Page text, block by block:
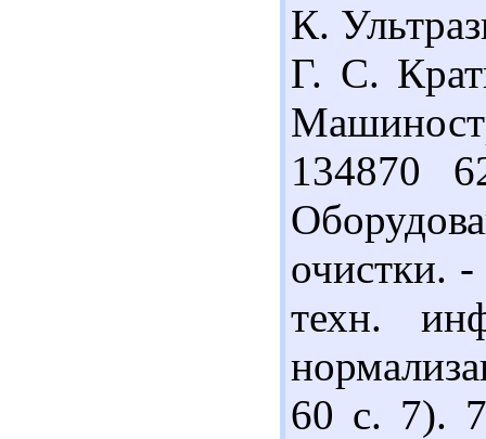
К.
Г. С.
134870
очистки.
техн.
60 с. 7).